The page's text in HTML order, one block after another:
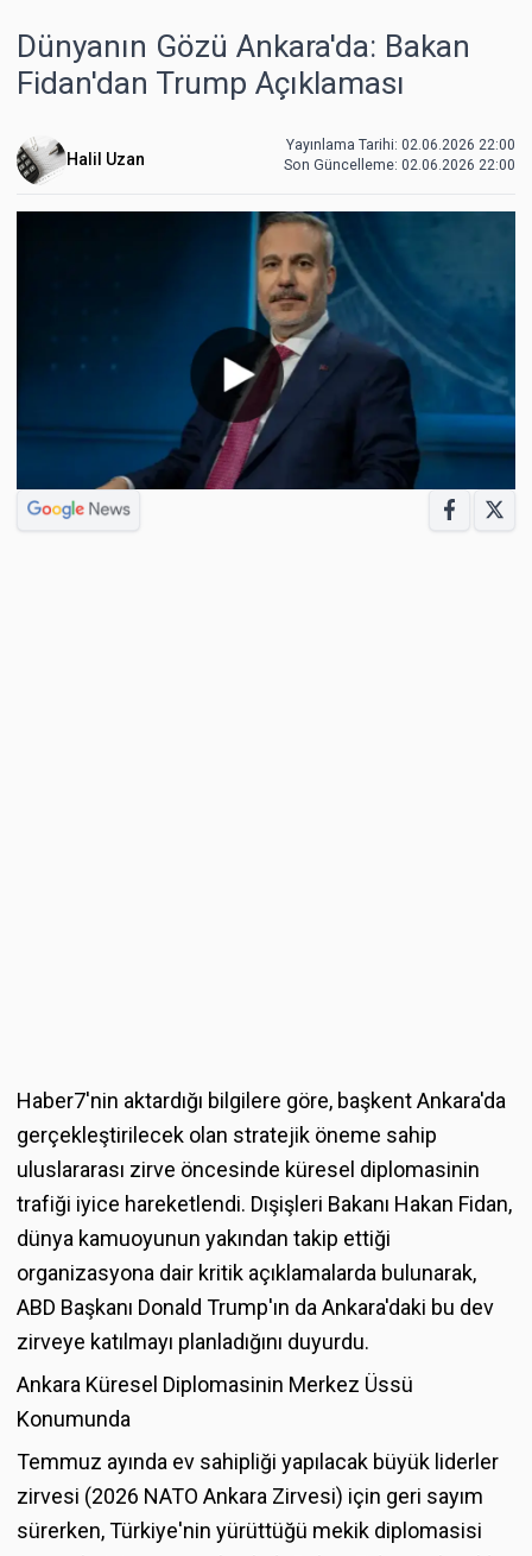
Dünyanın Gözü Ankara'da: Bakan
Fidan'dan Trump Açıklaması
Halil Uzan
Yayınlama Tarihi: 02.06.2026 22:00
Son Güncelleme: 02.06.2026 22:00
Haber7'nin aktardığı bilgilere göre, başkent Ankara'da
gerçekleştirilecek olan stratejik öneme sahip
uluslararası zirve öncesinde küresel diplomasinin
trafiği iyice hareketlendi. Dışişleri Bakanı Hakan Fidan,
dünya kamuoyunun yakından takip ettiği
organizasyona dair kritik açıklamalarda bulunarak,
ABD Başkanı Donald Trump'ın da Ankara'daki bu dev
zirveye katılmayı planladığını duyurdu.
Ankara Küresel Diplomasinin Merkez Üssü
Konumunda
Temmuz ayında ev sahipliği yapılacak büyük liderler
zirvesi (2026 NATO Ankara Zirvesi) için geri sayım
sürerken, Türkiye'nin yürüttüğü mekik diplomasisi